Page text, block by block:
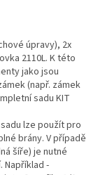
úpravy), 2x
2110L. K této
jako jsou
(např. zámek
sadu KIT
lze použít pro
brány. V případě
šíře) je nutné
Například -